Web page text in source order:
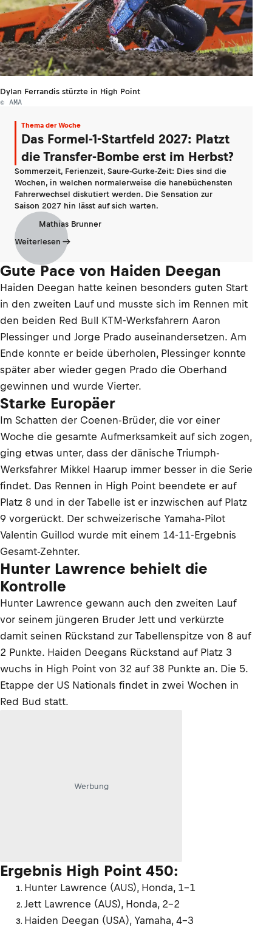
Dylan Ferrandis stürzte in High Point
© AMA
Thema der Woche
Das Formel-1-Startfeld 2027: Platzt
die Transfer-Bombe erst im Herbst?
Sommerzeit, Ferienzeit, Saure-Gurke-Zeit: Dies sind die
Wochen, in welchen normalerweise die hanebüchensten
Fahrerwechsel diskutiert werden. Die Sensation zur
Saison 2027 hin lässt auf sich warten.
Mathias Brunner
Weiterlesen
Gute Pace von Haiden Deegan
Haiden Deegan hatte keinen besonders guten Start
in den zweiten Lauf und musste sich im Rennen mit
den beiden Red Bull KTM-Werksfahrern Aaron
Plessinger und Jorge Prado auseinandersetzen. Am
Ende konnte er beide überholen, Plessinger konnte
später aber wieder gegen Prado die Oberhand
gewinnen und wurde Vierter.
Starke Europäer
Im Schatten der Coenen-Brüder, die vor einer
Woche die gesamte Aufmerksamkeit auf sich zogen,
ging etwas unter, dass der dänische Triumph-
Werksfahrer Mikkel Haarup immer besser in die Serie
findet. Das Rennen in High Point beendete er auf
Platz 8 und in der Tabelle ist er inzwischen auf Platz
9 vorgerückt. Der schweizerische Yamaha-Pilot
Valentin Guillod wurde mit einem 14-11-Ergebnis
Gesamt-Zehnter.
Hunter Lawrence behielt die
Kontrolle
Hunter Lawrence gewann auch den zweiten Lauf
vor seinem jüngeren Bruder Jett und verkürzte
damit seinen Rückstand zur Tabellenspitze von 8 auf
2 Punkte. Haiden Deegans Rückstand auf Platz 3
wuchs in High Point von 32 auf 38 Punkte an. Die 5.
Etappe der US Nationals findet in zwei Wochen in
Red Bud statt.
Werbung
Ergebnis High Point 450:
Hunter Lawrence (AUS), Honda, 1–1
Jett Lawrence (AUS), Honda, 2–2
Haiden Deegan (USA), Yamaha, 4–3